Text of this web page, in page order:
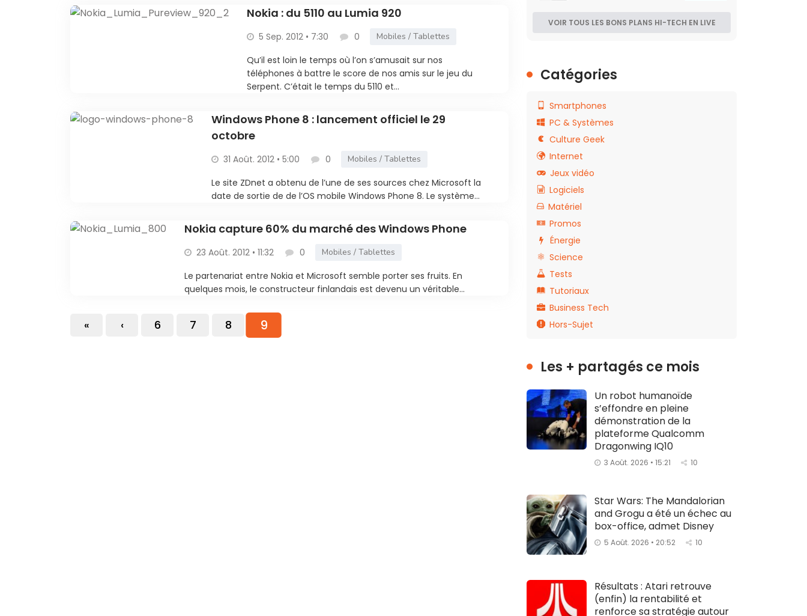
Nokia : du 5110 au Lumia 920
5 Sep. 2012 • 7:30 0 Mobiles / Tablettes
Qu’il est loin le temps où l’on s’amusait sur nos
téléphones à battre le score de nos amis sur le jeu du
Serpent. C’était le temps du 5110 et...
Windows Phone 8 : lancement officiel le 29
octobre
31 Août. 2012 • 5:00 0 Mobiles / Tablettes
Le site ZDnet a obtenu de l’une de ses sources chez Microsoft la
date de sortie de de l’OS mobile Windows Phone 8. Le système...
Nokia capture 60% du marché des Windows Phone
23 Août. 2012 • 11:32 0 Mobiles / Tablettes
Le partenariat entre Nokia et Microsoft semble porter ses fruits. En
quelques mois, le constructeur finlandais est devenu un véritable...
« ‹ 6 7 8 9
VOIR TOUS LES BONS PLANS HI-TECH EN LIVE
Catégories
Smartphones
PC & Systèmes
Culture Geek
Internet
Jeux vidéo
Logiciels
Matériel
Promos
Énergie
Science
Tests
Tutoriaux
Business Tech
Hors-Sujet
Les + partagés ce mois
Un robot humanoïde
s’effondre en pleine
démonstration de la
plateforme Qualcomm
Dragonwing IQ10
3 Août. 2026 • 15:21 10
Star Wars: The Mandalorian
and Grogu a été un échec au
box-office, admet Disney
5 Août. 2026 • 20:52 10
Résultats : Atari retrouve
(enfin) la rentabilité et
renforce sa stratégie autour